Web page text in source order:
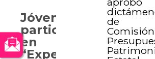
de
Jóvenes
participan
en
“Experiencia